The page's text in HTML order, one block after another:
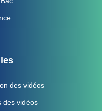
des vidéos
des vidéos